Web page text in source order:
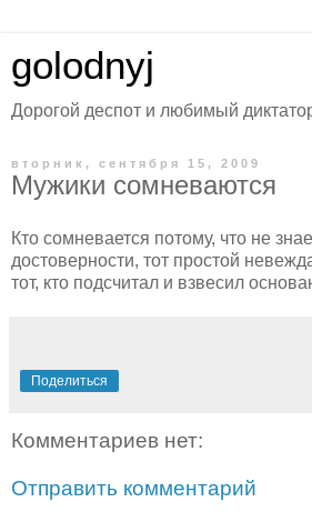
golodnyj
Дорогой деспот и любимый
вторник, сентября 15, 2009
Мужики сомневаются
Кто сомневается потому, что не
достоверности, тот простой
тот, кто подсчитал и взвесил
Поделиться
Комментариев нет:
Отправить комментарий